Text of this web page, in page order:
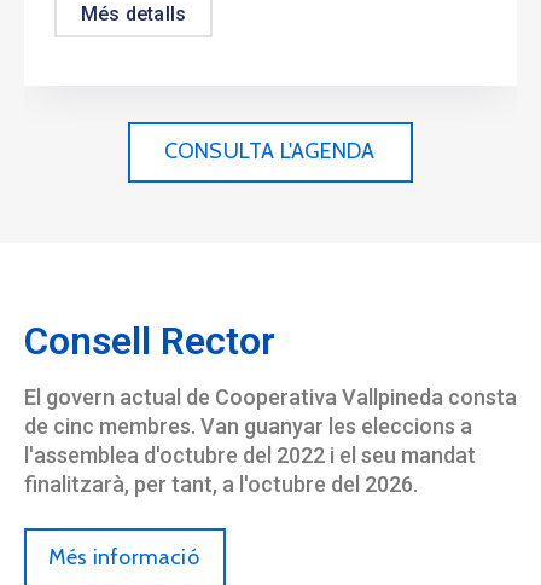
Més detalls
CONSULTA L'AGENDA
Consell Rector
El govern actual de Cooperativa Vallpineda consta
de cinc membres. Van guanyar les eleccions a
l'assemblea d'octubre del 2022 i el seu mandat
finalitzarà, per tant, a l'octubre del 2026.
Més informació